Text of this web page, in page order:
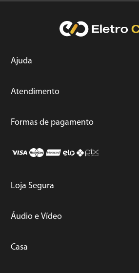
Ajuda
Atendimento
Formas de pagamento
Loja Segura
Áudio e Vídeo
Casa